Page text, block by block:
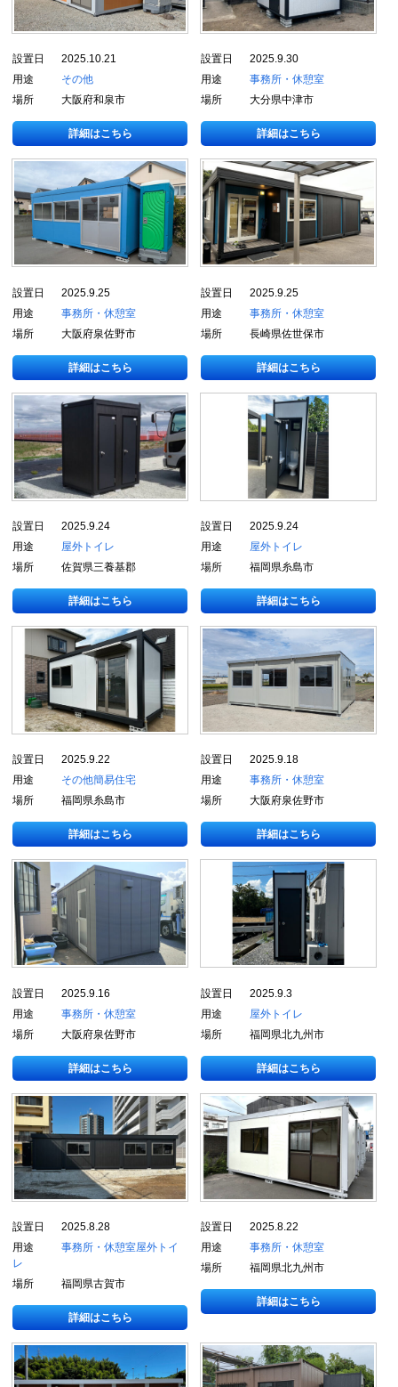
設置日
2025.10.21
用途
その他
場所
大阪府和泉市
詳細はこちら
設置日
2025.9.30
用途
事務所・休憩室
場所
大分県中津市
詳細はこちら
設置日
2025.9.25
用途
事務所・休憩室
場所
大阪府泉佐野市
詳細はこちら
設置日
2025.9.25
用途
事務所・休憩室
場所
長崎県佐世保市
詳細はこちら
設置日
2025.9.24
用途
屋外トイレ
場所
佐賀県三養基郡
詳細はこちら
設置日
2025.9.24
用途
屋外トイレ
場所
福岡県糸島市
詳細はこちら
設置日
2025.9.22
用途
その他簡易住宅
場所
福岡県糸島市
詳細はこちら
設置日
2025.9.18
用途
事務所・休憩室
場所
大阪府泉佐野市
詳細はこちら
設置日
2025.9.16
用途
事務所・休憩室
場所
大阪府泉佐野市
詳細はこちら
設置日
2025.9.3
用途
屋外トイレ
場所
福岡県北九州市
詳細はこちら
設置日
2025.8.28
用途
事務所・休憩室屋外トイ
レ
場所
福岡県古賀市
詳細はこちら
設置日
2025.8.22
用途
事務所・休憩室
場所
福岡県北九州市
詳細はこちら